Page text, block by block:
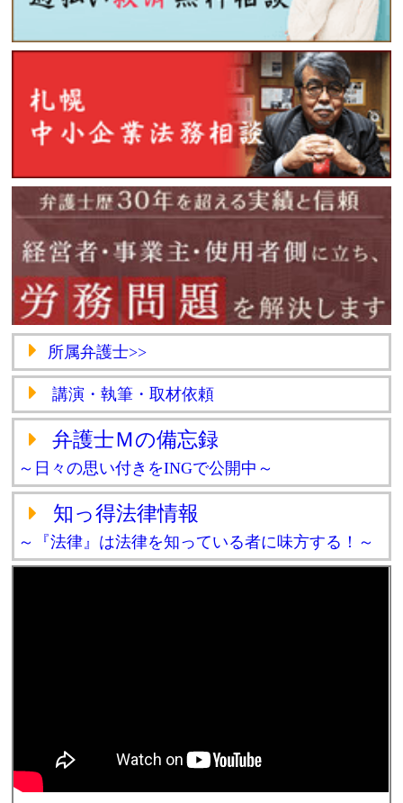
所属弁護士>>
講演・執筆・取材依頼
弁護士Ｍの備忘録
～日々の思い付きをINGで公開中～
知っ得法律情報
～『法律』は法律を知っている者に味方する！～